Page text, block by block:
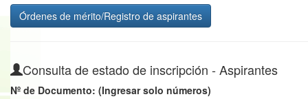
Órdenes de mérito/Registro de aspirantes
Consulta de estado de inscripción - Aspirantes
Nº de Documento: (Ingresar solo números)